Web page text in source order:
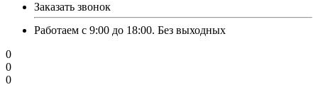
Заказать звонок
Работаем с 9:00 до 18:00. Без выходных
0
0
0